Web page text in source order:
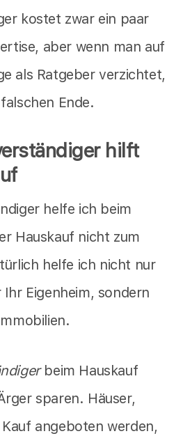
kostet zwar ein paar
aber wenn man auf
als Ratgeber verzichtet,
Ende.
hilft
helfe ich beim
Hauskauf nicht zum
helfe ich nicht nur
Eigenheim, sondern
beim Hauskauf
sparen. Häuser,
angeboten werden,